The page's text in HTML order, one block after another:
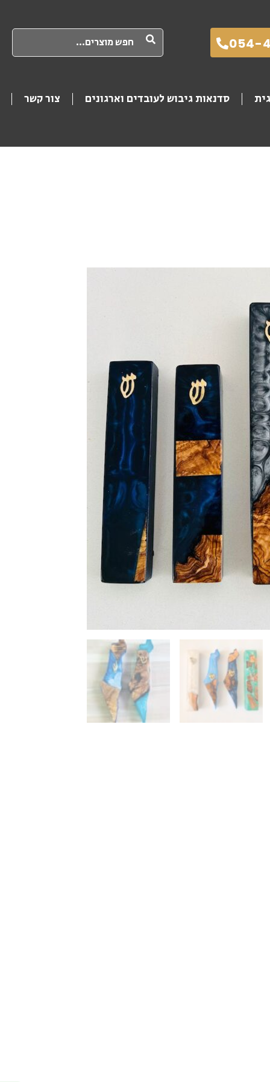
054- חיפוש
סדנאות גיבוש לעובדים וארגונים
צור קשר